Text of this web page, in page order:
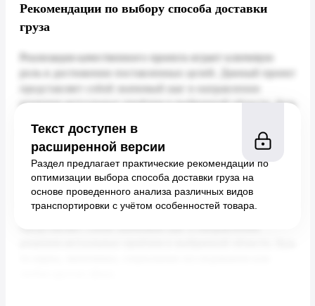
Рекомендации по выбору способа доставки
груза
Текст доступен в
расширенной версии
Раздел предлагает практические рекомендации по
оптимизации выбора способа доставки груза на
основе проведенного анализа различных видов
транспортировки с учётом особенностей товара.